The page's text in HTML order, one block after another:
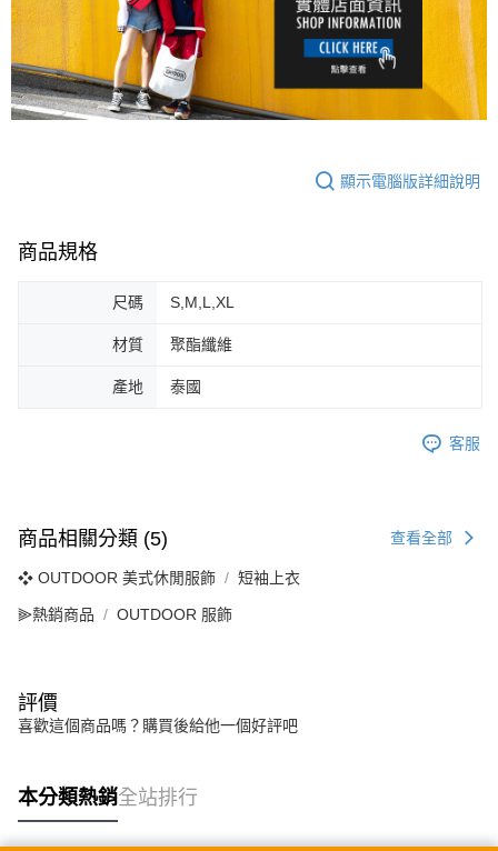
顯示電腦版詳細說明
商品規格
尺碼 S,M,L,XL
材質 聚酯纖維
產地 泰國
客服
商品相關分類 (5) 查看全部
❖ OUTDOOR 美式休閒服飾 短袖上衣
⫸熱銷商品 OUTDOOR 服飾
評價
喜歡這個商品嗎？購買後給他一個好評吧
本分類熱銷全站排行